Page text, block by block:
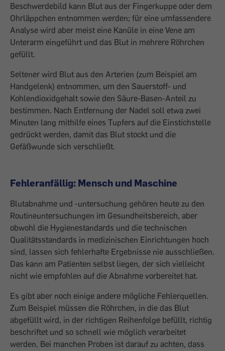
Beschwerdebild kann Blut aus der Fingerkuppe oder dem
Ohrläppchen entnommen werden; für eine umfassendere
Analyse wird aber meist eine Kanüle in eine Vene am
Unterarm eingeführt und das Blut in mehrere Röhrchen
gefüllt.
Seltener wird Blut aus den Arterien (zum Beispiel am
Handgelenk) entnommen, um den Sauerstoff- und
Kohlendioxidgehalt sowie den Säure-Basen-Anteil zu
bestimmen. Nach Entfernung der Nadel soll etwa zwei
Minuten lang mithilfe eines Tupfers auf die Einstichstelle
gedrückt werden, damit das Blut stockt und die
Gefäßwunde sich verschließt.
Fehleranfällig: Mensch und Maschine
Blutabnahme und -untersuchung gehören heute zu den
Routineuntersuchungen im Gesundheitsbereich, aber
obwohl die Hygienestandards und die technischen
Qualitätsstandards in medizinischen Einrichtungen hoch
sind, lassen sich fehlerhafte Ergebnisse nie ausschließen.
Das kann am Patienten selbst liegen, der sich vielleicht
nicht wie empfohlen auf die Abnahme vorbereitet hat.
Es gibt aber noch einige andere mögliche Fehlerquellen.
Zum Beispiel müssen die Röhrchen, in die das Blut
abgefüllt wird, in der richtigen Reihenfolge befüllt, richtig
beschriftet und so schnell wie möglich verarbeitet
werden. Bei manchen Proben ist darauf zu achten, dass